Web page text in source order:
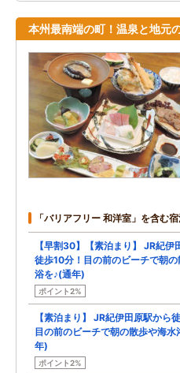
本州最南端の町！温泉と地元
「バリアフリー 和洋室」を含む
【早割30】【素泊まり】 JR紀伊
徒歩10分！目の前のビーチで朝
浴を♪(通年)
ポイント2%
【素泊まり】 JR紀伊田原駅から
目の前のビーチで朝の散歩や海水
年)
ポイント2%